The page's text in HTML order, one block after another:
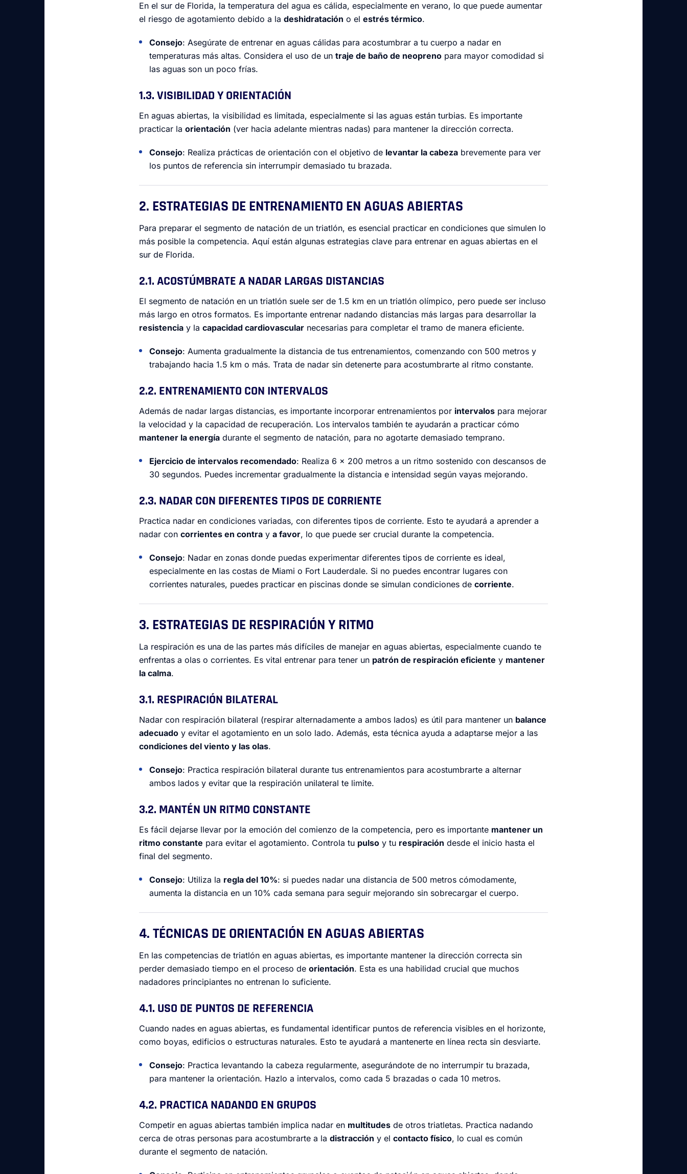
En el sur de Florida, la temperatura del agua es cálida, especialmente en verano, lo que puede aumentar
el riesgo de agotamiento debido a la deshidratación o el estrés térmico.
Consejo: Asegúrate de entrenar en aguas cálidas para acostumbrar a tu cuerpo a nadar en
temperaturas más altas. Considera el uso de un traje de baño de neopreno para mayor comodidad si
las aguas son un poco frías.
1.3. VISIBILIDAD Y ORIENTACIÓN
En aguas abiertas, la visibilidad es limitada, especialmente si las aguas están turbias. Es importante
practicar la orientación (ver hacia adelante mientras nadas) para mantener la dirección correcta.
Consejo: Realiza prácticas de orientación con el objetivo de levantar la cabeza brevemente para ver
los puntos de referencia sin interrumpir demasiado tu brazada.
2. ESTRATEGIAS DE ENTRENAMIENTO EN AGUAS ABIERTAS
Para preparar el segmento de natación de un triatlón, es esencial practicar en condiciones que simulen lo
más posible la competencia. Aquí están algunas estrategias clave para entrenar en aguas abiertas en el
sur de Florida.
2.1. ACOSTÚMBRATE A NADAR LARGAS DISTANCIAS
El segmento de natación en un triatlón suele ser de 1.5 km en un triatlón olímpico, pero puede ser incluso
más largo en otros formatos. Es importante entrenar nadando distancias más largas para desarrollar la
resistencia y la capacidad cardiovascular necesarias para completar el tramo de manera eficiente.
Consejo: Aumenta gradualmente la distancia de tus entrenamientos, comenzando con 500 metros y
trabajando hacia 1.5 km o más. Trata de nadar sin detenerte para acostumbrarte al ritmo constante.
2.2. ENTRENAMIENTO CON INTERVALOS
Además de nadar largas distancias, es importante incorporar entrenamientos por intervalos para mejorar
la velocidad y la capacidad de recuperación. Los intervalos también te ayudarán a practicar cómo
mantener la energía durante el segmento de natación, para no agotarte demasiado temprano.
Ejercicio de intervalos recomendado: Realiza 6 x 200 metros a un ritmo sostenido con descansos de
30 segundos. Puedes incrementar gradualmente la distancia e intensidad según vayas mejorando.
2.3. NADAR CON DIFERENTES TIPOS DE CORRIENTE
Practica nadar en condiciones variadas, con diferentes tipos de corriente. Esto te ayudará a aprender a
nadar con corrientes en contra y a favor, lo que puede ser crucial durante la competencia.
Consejo: Nadar en zonas donde puedas experimentar diferentes tipos de corriente es ideal,
especialmente en las costas de Miami o Fort Lauderdale. Si no puedes encontrar lugares con
corrientes naturales, puedes practicar en piscinas donde se simulan condiciones de corriente.
3. ESTRATEGIAS DE RESPIRACIÓN Y RITMO
La respiración es una de las partes más difíciles de manejar en aguas abiertas, especialmente cuando te
enfrentas a olas o corrientes. Es vital entrenar para tener un patrón de respiración eficiente y mantener
la calma.
3.1. RESPIRACIÓN BILATERAL
Nadar con respiración bilateral (respirar alternadamente a ambos lados) es útil para mantener un balance
adecuado y evitar el agotamiento en un solo lado. Además, esta técnica ayuda a adaptarse mejor a las
condiciones del viento y las olas.
Consejo: Practica respiración bilateral durante tus entrenamientos para acostumbrarte a alternar
ambos lados y evitar que la respiración unilateral te limite.
3.2. MANTÉN UN RITMO CONSTANTE
Es fácil dejarse llevar por la emoción del comienzo de la competencia, pero es importante mantener un
ritmo constante para evitar el agotamiento. Controla tu pulso y tu respiración desde el inicio hasta el
final del segmento.
Consejo: Utiliza la regla del 10%: si puedes nadar una distancia de 500 metros cómodamente,
aumenta la distancia en un 10% cada semana para seguir mejorando sin sobrecargar el cuerpo.
4. TÉCNICAS DE ORIENTACIÓN EN AGUAS ABIERTAS
En las competencias de triatlón en aguas abiertas, es importante mantener la dirección correcta sin
perder demasiado tiempo en el proceso de orientación. Esta es una habilidad crucial que muchos
nadadores principiantes no entrenan lo suficiente.
4.1. USO DE PUNTOS DE REFERENCIA
Cuando nades en aguas abiertas, es fundamental identificar puntos de referencia visibles en el horizonte,
como boyas, edificios o estructuras naturales. Esto te ayudará a mantenerte en línea recta sin desviarte.
Consejo: Practica levantando la cabeza regularmente, asegurándote de no interrumpir tu brazada,
para mantener la orientación. Hazlo a intervalos, como cada 5 brazadas o cada 10 metros.
4.2. PRACTICA NADANDO EN GRUPOS
Competir en aguas abiertas también implica nadar en multitudes de otros triatletas. Practica nadando
cerca de otras personas para acostumbrarte a la distracción y el contacto físico, lo cual es común
durante el segmento de natación.